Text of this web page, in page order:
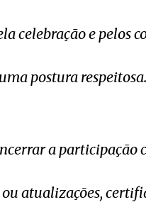
celebração e pelos
postura
a participação
atualizações,